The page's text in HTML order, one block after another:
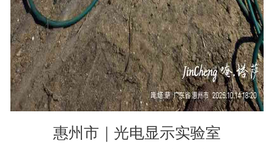
惠州市｜光电显示实验室